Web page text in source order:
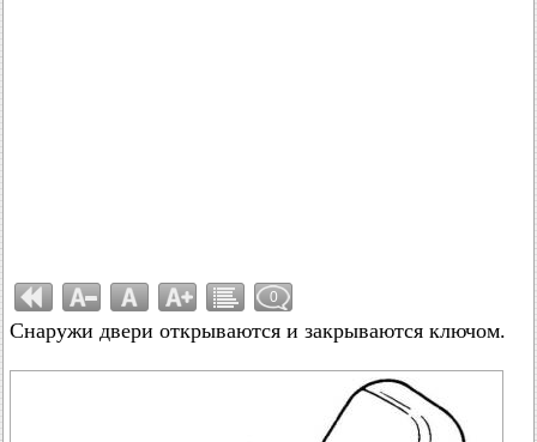
0
Снаружи двери открываются и закрываются ключом.